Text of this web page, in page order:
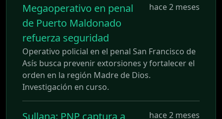
Megaoperativo en penal
de Puerto Maldonado
refuerza seguridad
hace 2 meses
Operativo policial en el penal San Francisco de
Asís busca prevenir extorsiones y fortalecer el
orden en la región Madre de Dios.
Investigación en curso.
Sullana: PNP captura a
hace 2 meses